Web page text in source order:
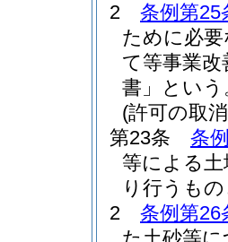
2
条例第25
ために必
て等事業改
書」という
(許可の取
第23条
条
等による
り行うも
2
条例第26